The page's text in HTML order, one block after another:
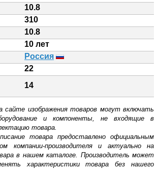
10.8
310
10.8
10 лет
Россия
22
14
сайте изображения товаров могут включать
и компоненты, не входящие в
товара.
товара предоставлено официальным
компании-производителя и актуально на
в нашем каталоге. Производитель может
характеристики товара без нашего